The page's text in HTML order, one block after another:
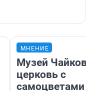
МНЕНИЕ
Музей
церковь с
самоцветами